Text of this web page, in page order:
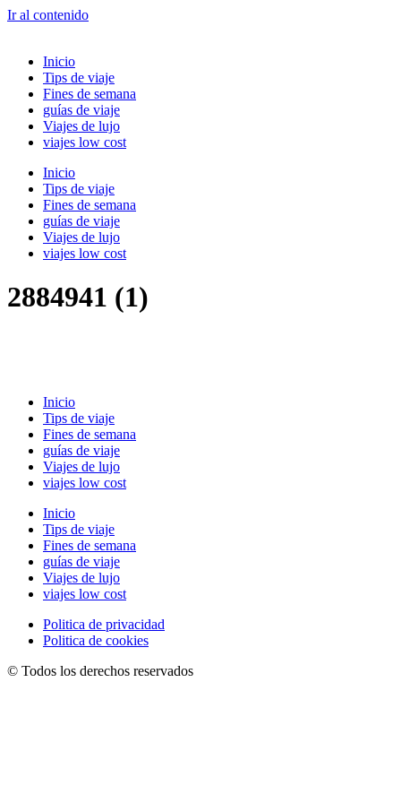
Ir al contenido
Inicio
Tips de viaje
Fines de semana
guías de viaje
Viajes de lujo
viajes low cost
Inicio
Tips de viaje
Fines de semana
guías de viaje
Viajes de lujo
viajes low cost
2884941 (1)
Inicio
Tips de viaje
Fines de semana
guías de viaje
Viajes de lujo
viajes low cost
Inicio
Tips de viaje
Fines de semana
guías de viaje
Viajes de lujo
viajes low cost
Politica de privacidad
Politica de cookies
© Todos los derechos reservados